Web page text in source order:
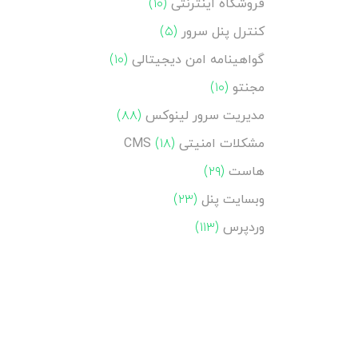
کنترل پنل سرور (۵)
گواهینامه امن دیجیتالی (۱۰)
مجنتو (۱۰)
مدیریت سرور لینوکس (۸۸)
مشکلات امنیتی CMS (۱۸)
هاست (۲۹)
وبسایت پنل (۲۳)
وردپرس (۱۱۳)